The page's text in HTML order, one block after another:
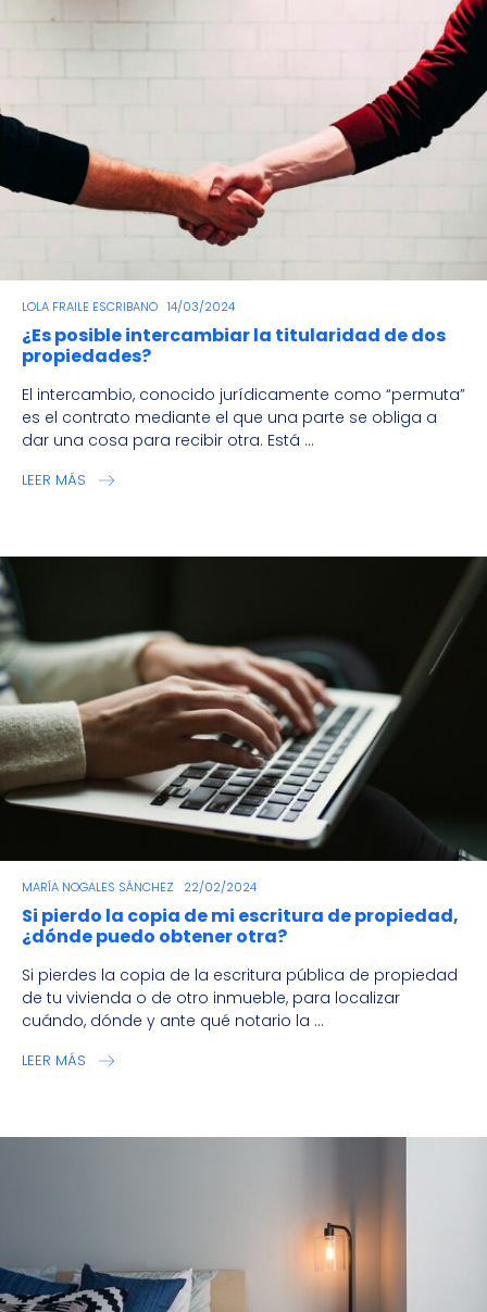
LOLA FRAILE ESCRIBANO 14/03/2024
¿Es posible intercambiar la titularidad de dos
propiedades?
El intercambio, conocido jurídicamente como “permuta”
es el contrato mediante el que una parte se obliga a
dar una cosa para recibir otra. Está ...
LEER MÁS
MARÍA NOGALES SÁNCHEZ 22/02/2024
Si pierdo la copia de mi escritura de propiedad,
¿dónde puedo obtener otra?
Si pierdes la copia de la escritura pública de propiedad
de tu vivienda o de otro inmueble, para localizar
cuándo, dónde y ante qué notario la ...
LEER MÁS